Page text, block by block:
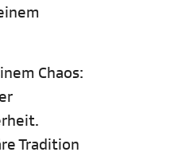
Chaos:
Tradition